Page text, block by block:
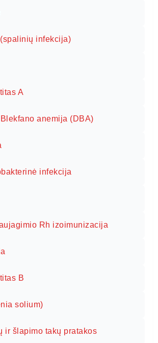
infekcija)
A
anemija (DBA)
infekcija
Rh izoimunizacija
B
solium)
ir šlapimo takų pratakos